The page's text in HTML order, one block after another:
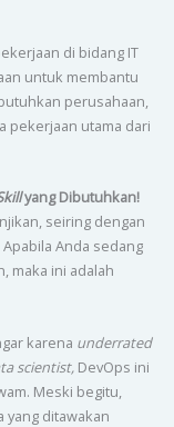
di bidang IT
untuk membantu
perusahaan,
pekerjaan utama dari
yang Dibutuhkan!
seiring dengan
Anda sedang
maka ini adalah
karena underrated
scientist, DevOps ini
Meski begitu,
yang ditawakan